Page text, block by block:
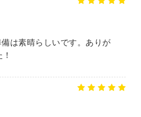
は素晴らしいです。ありが